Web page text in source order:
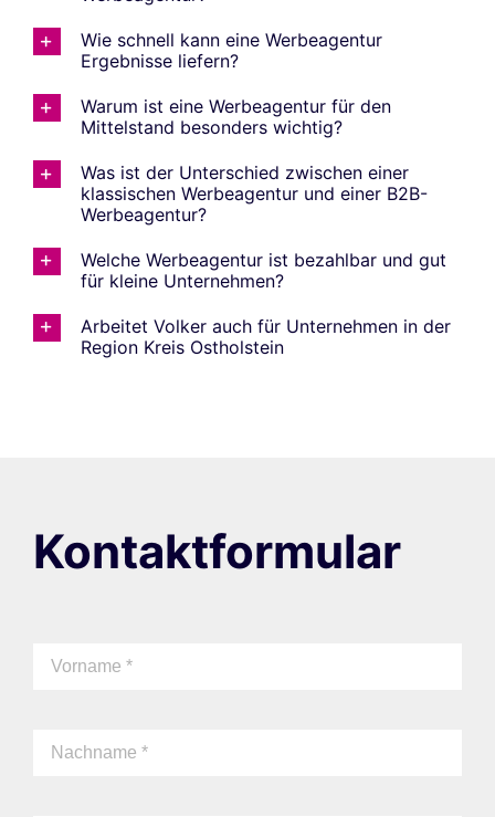
Wie schnell kann eine Werbeagentur
Ergebnisse liefern?
Warum ist eine Werbeagentur für den
Mittelstand besonders wichtig?
Was ist der Unterschied zwischen einer
klassischen Werbeagentur und einer B2B-
Werbeagentur?
Welche Werbeagentur ist bezahlbar und gut
für kleine Unternehmen?
Arbeitet Volker auch für Unternehmen in der
Region Kreis Ostholstein
Kontaktformular